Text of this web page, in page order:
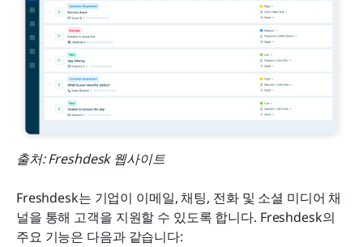
출처: Freshdesk 웹사이트
Freshdesk는 기업이 이메일, 채팅, 전화 및 소셜 미디어 채
널을 통해 고객을 지원할 수 있도록 합니다. Freshdesk의
주요 기능은 다음과 같습니다: